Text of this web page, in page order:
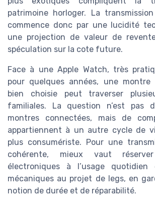
patrimoine horloger. La
commence donc par une lucidité
une projection de valeur de
spéculation sur la cote future.
Face à une Apple Watch, très
pour quelques années, une montre
bien choisie peut traverser
familiales. La question n’est pas
montres connectées, mais de
appartiennent à un autre cycle de
plus consumériste. Pour une
cohérente, mieux vaut
électroniques à l’usage
mécaniques au projet de legs, en
notion de durée et de réparabilité.